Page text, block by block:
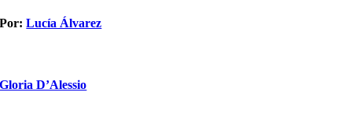
Por:Lucía Álvarez
Gloria D’Alessio